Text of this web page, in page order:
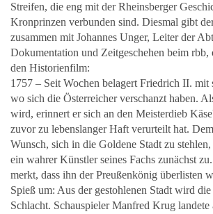
Streifen, die eng mit der Rheinsberger
Kronprinzen verbunden sind. Diesmal gibt
zusammen mit Johannes Unger, Leiter der
Dokumentation und Zeitgeschehen beim
den Historienfilm:
1757 – Seit Wochen belagert Friedrich II. mit
wo sich die Österreicher verschanzt haben.
wird, erinnert er sich an den Meisterdieb
zuvor zu lebenslanger Haft verurteilt hat.
Wunsch, sich in die Goldene Stadt zu
ein wahrer Künstler seines Fachs zunächst
merkt, dass ihn der Preußenkönig überlisten
Spieß um: Aus der gestohlenen Stadt wird die
Schlacht. Schauspieler Manfred Krug